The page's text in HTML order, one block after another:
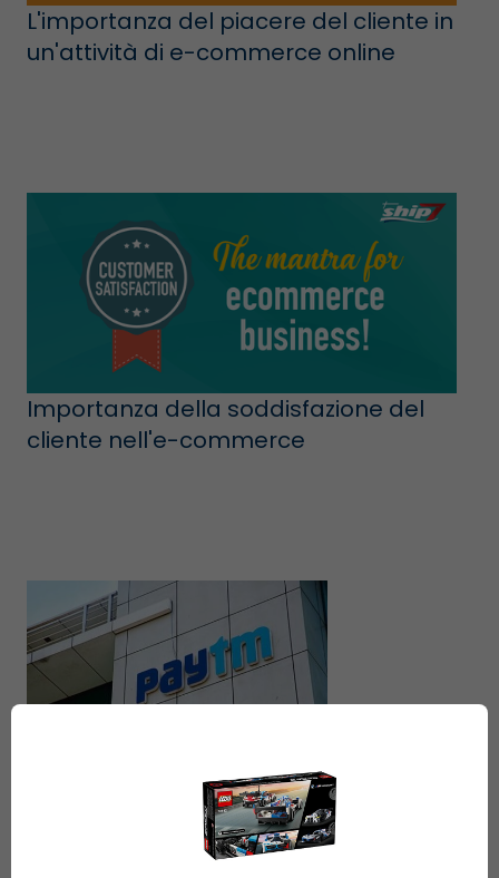
L'importanza del piacere del cliente in
un'attività di e-commerce online
Importanza della soddisfazione del
cliente nell'e-commerce
Paytm vuole aumentare la base di
clienti dell'e-commerce attraverso il